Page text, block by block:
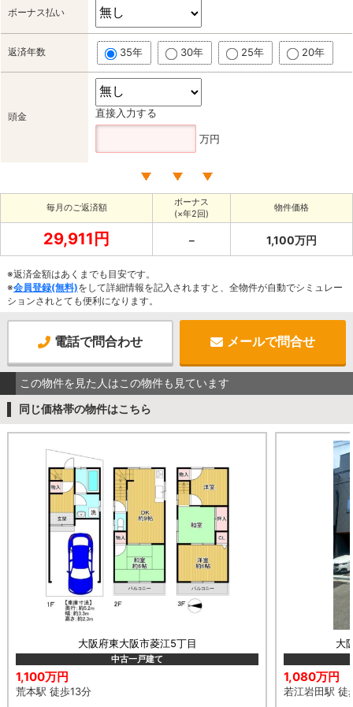
ボーナス払い
返済年数 35年 30年 25年 20年
頭金 直接入力する
万円
毎月のご返済額
ボーナス
(×年2回)
物件価格
29,911円 － 1,100万円
※返済金額はあくまでも目安です。
※会員登録(無料)をして詳細情報を記入されますと、全物件が自動でシミュレー
ションされとても便利になります。
電話で問合わせ メールで問合せ
この物件を見た人はこの物件も見ています
同じ価格帯の物件はこちら
大阪府東大阪市菱江5丁目
中古一戸建て
1,100万円
荒本駅 徒歩13分
大
1,080万円
若江岩田駅 徒